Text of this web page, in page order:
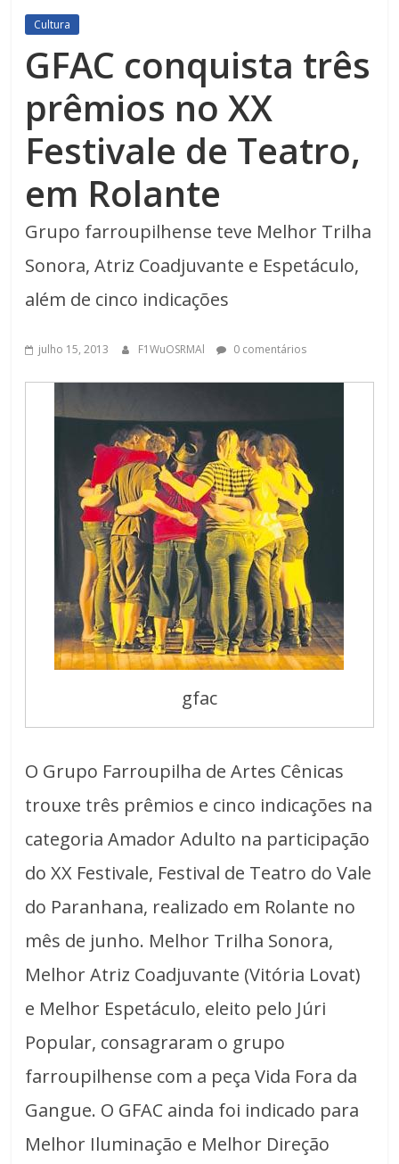
Cultura
GFAC conquista três
prêmios no XX
Festivale de Teatro,
em Rolante
Grupo farroupilhense teve Melhor Trilha
Sonora, Atriz Coadjuvante e Espetáculo,
além de cinco indicações
julho 15, 2013 F1WuOSRMAl 0 comentários
gfac
O Grupo Farroupilha de Artes Cênicas
trouxe três prêmios e cinco indicações na
categoria Amador Adulto na participação
do XX Festivale, Festival de Teatro do Vale
do Paranhana, realizado em Rolante no
mês de junho. Melhor Trilha Sonora,
Melhor Atriz Coadjuvante (Vitória Lovat)
e Melhor Espetáculo, eleito pelo Júri
Popular, consagraram o grupo
farroupilhense com a peça Vida Fora da
Gangue. O GFAC ainda foi indicado para
Melhor Iluminação e Melhor Direção